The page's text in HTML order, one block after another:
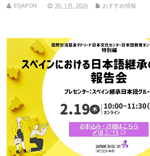
ESJAPON 30, 1月, 2026 おすすめ情報